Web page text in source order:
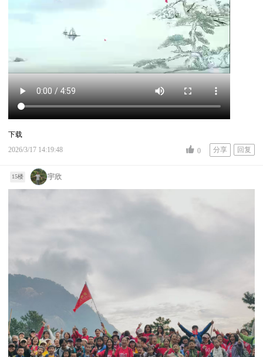
下载
2026/3/17 14:19:48
0 分享 回复
15楼 宇欣